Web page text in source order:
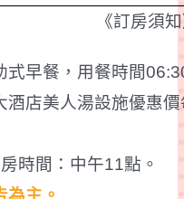
《訂房須
式早餐，用餐時間
酒店美人湯設施優惠
時間：中午11點。
為主。